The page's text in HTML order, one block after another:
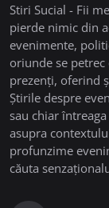
Stiri Sucial - Fii
pierde nimic din
evenimente,
oriunde se
prezenți, oferind
Știrile despre
sau chiar
asupra
profunzime
căuta